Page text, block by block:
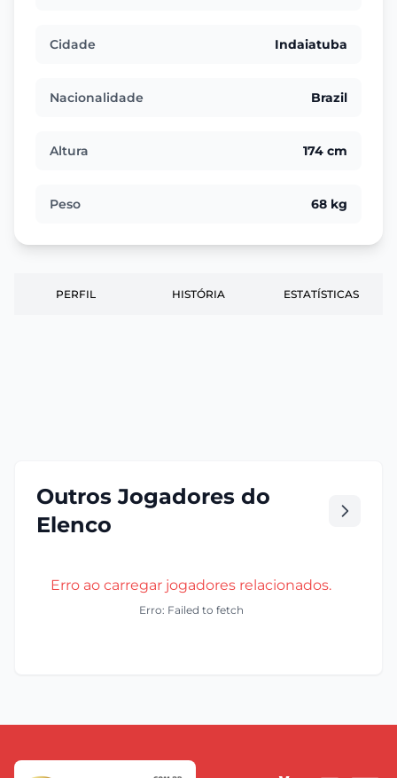
Cidade Indaiatuba
Nacionalidade Brazil
Altura 174 cm
Peso 68 kg
PERFIL HISTÓRIA ESTATÍSTICAS
Outros Jogadores do
Elenco
Erro ao carregar jogadores relacionados.
Erro: Failed to fetch